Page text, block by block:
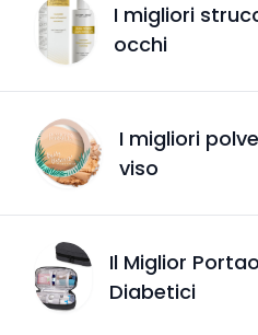
I migliori
occhi
I migliori
viso
Il Miglior
Diabetici